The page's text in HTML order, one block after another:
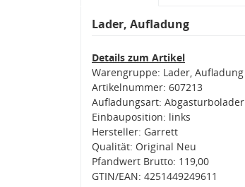
Lader, Aufladung
Details zum Artikel
Warengruppe: Lader, Aufladung
Artikelnummer: 607213
Aufladungsart: Abgasturbolader
Einbauposition: links
Hersteller: Garrett
Qualität: Original Neu
Pfandwert Brutto: 119,00
GTIN/EAN: 4251449249611